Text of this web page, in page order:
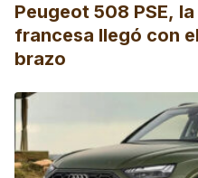
Peugeot 508 PSE,
francesa llegó con
brazo